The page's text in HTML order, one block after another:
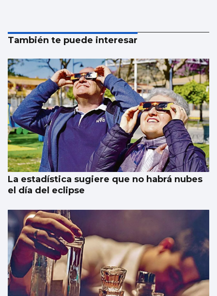
También te puede interesar
La estadística sugiere que no habrá nubes
el día del eclipse